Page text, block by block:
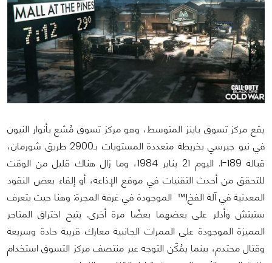
يقع مركز تسوق باينز المتوسط، وهو مركز تسوق مُشع بأنوار النيون
في نيو جيرسي بخريطة متعددة المستويات بـ2900 طريق شورمان،
قبالة I-189. اليوم 21 يناير 1984، وما زال هناك قليل من الوقت
للتحقق من أحدث التقنيات في موقع الإذاعة، أو إلقاء بعض النقود
المعدنية في آلة الفخ!™ الموجودة في غرفة المجرة: وهنا حيث يتعرف
ستيتش وأدلر على بعضهما بعضًا مرة أخرى. يتيح اختراق المتاجر
المميزة الموجودة على الممرات الجانبية معارك قريبة حادة وسريعة
وقتال محتدم، بينما يمُكّن التوجه عبر منتصف مركز التسوق استخدام